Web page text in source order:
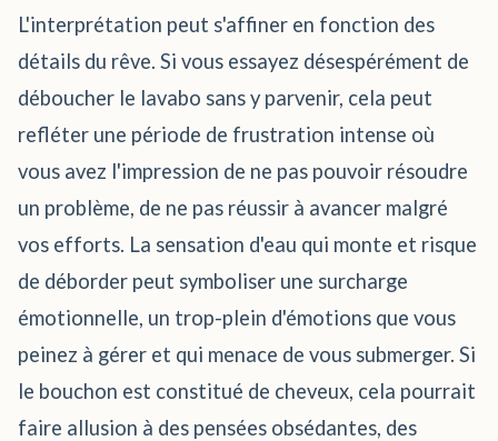
L'interprétation peut s'affiner en fonction des
détails du rêve. Si vous essayez désespérément de
déboucher le lavabo sans y parvenir, cela peut
refléter une période de frustration intense où
vous avez l'impression de ne pas pouvoir résoudre
un problème, de ne pas réussir à avancer malgré
vos efforts. La sensation d'eau qui monte et risque
de déborder peut symboliser une surcharge
émotionnelle, un trop-plein d'émotions que vous
peinez à gérer et qui menace de vous submerger. Si
le bouchon est constitué de cheveux, cela pourrait
faire allusion à des pensées obsédantes, des